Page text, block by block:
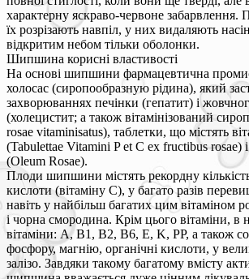
характерну яскраво-червоне забарвлення.
їх розрізають навпіл, у них видаляють
відкритим небом тільки оболонки.
Шипшина корисні властивості
На основі шипшини фармацевтична
холосас (сиропообразную рідина), який
захворюваннях печінки (гепатит) і
(холецистит; а також вітамінізований
rosae vitaminisatus), таблетки, що містять
(Tabulettae Vitamini P et C ex fructibus
(Oleum Rosae).
Плоди шипшини містять рекордну
кислоти (вітаміну С), у багато разів
навіть у найбільш багатих цим вітаміном
і чорна смородина. Крім цього вітаміни, в
вітаміни: A, B1, B2, B6, E, K, PP, а також
фосфору, магнію, органічні кислоти, у
залізо. Завдяки такому багатому вмісту